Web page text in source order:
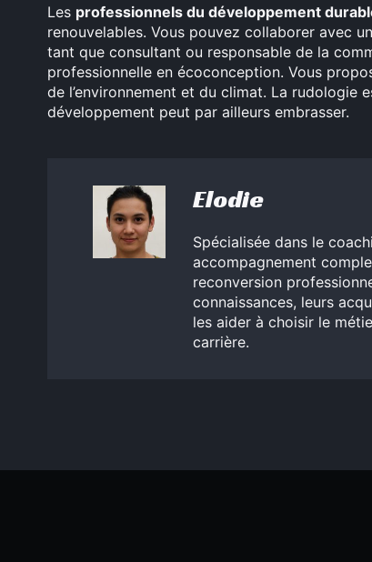
Les professionnels du développement
renouvelables. Vous pouvez collaborer avec
tant que consultant ou responsable de la
professionnelle en écoconception. Vous
de l’environnement et du climat. La rudologie
développement peut par ailleurs embrasser.
Elodie
Spécialisée dans le
accompagnement
reconversion
connaissances, leurs
les aider à choisir le
carrière.